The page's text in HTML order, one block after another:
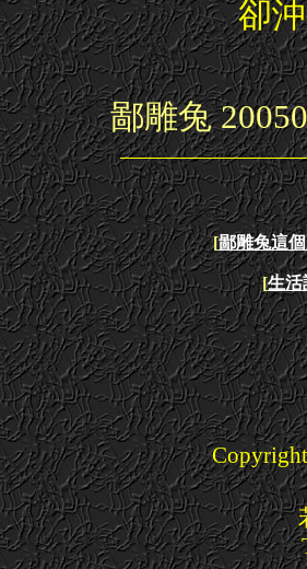
卻
鄙雕兔 20050
[鄙雕兔這
[生活